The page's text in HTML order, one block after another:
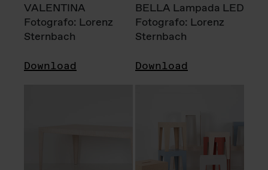
VALENTINA
Fotografo: Lorenz
Sternbach
Download
BELLA Lampada LED
Fotografo: Lorenz
Sternbach
Download